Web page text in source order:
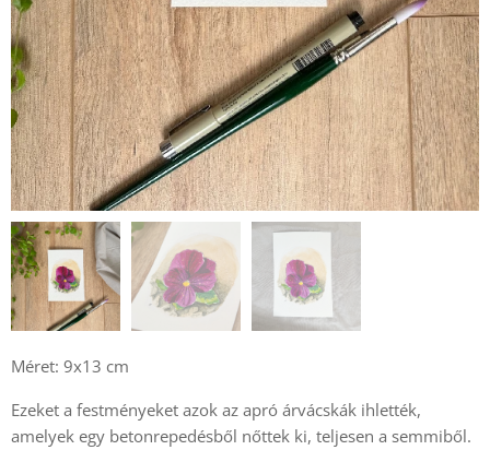
Méret: 9x13 cm
Ezeket a festményeket azok az apró árvácskák ihlették,
amelyek egy betonrepedésből nőttek ki, teljesen a semmiből.